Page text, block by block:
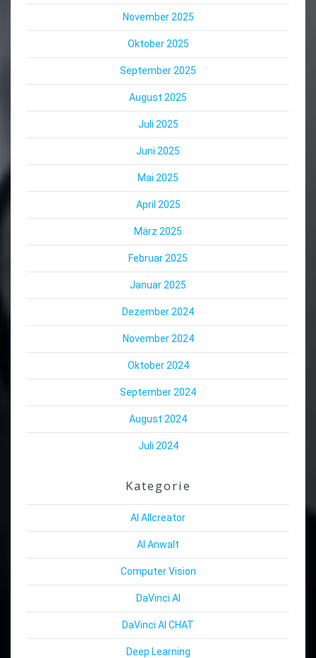
November 2025
Oktober 2025
September 2025
August 2025
Juli 2025
Juni 2025
Mai 2025
April 2025
März 2025
Februar 2025
Januar 2025
Dezember 2024
November 2024
Oktober 2024
September 2024
August 2024
Juli 2024
Kategorie
AI Allcreator
AI Anwalt
Computer Vision
DaVinci AI
DaVinci AI CHAT
Deep Learning